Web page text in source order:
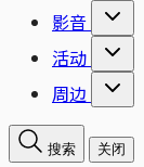
影音
活动
周边
搜索 关闭